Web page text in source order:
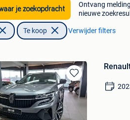
je zoekopdracht
Ontvang
nieuwe
Te koop Verwijder filters
Bewaren
in
Mijn
Favorieten